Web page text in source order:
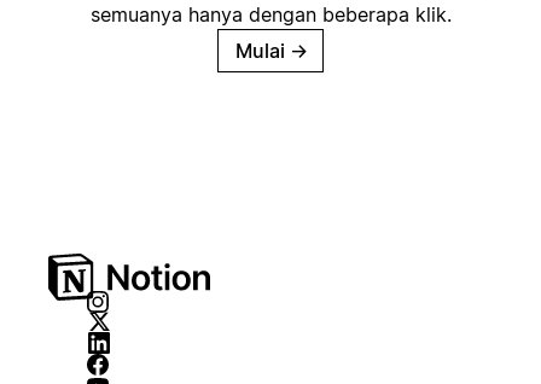
semuanya hanya dengan beberapa klik.
Mulai →